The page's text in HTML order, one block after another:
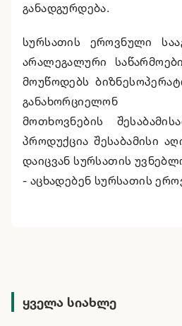
განადგურდება.
სურსათის ეროვნული
არალეგალური
მოუწოდებს
განახორციელონ
მოთხოვნების
პროდუქცია შესაბამისი
დაიცვან სურსათის
- აცხადებენ სურსათის
ყველა სიახლე